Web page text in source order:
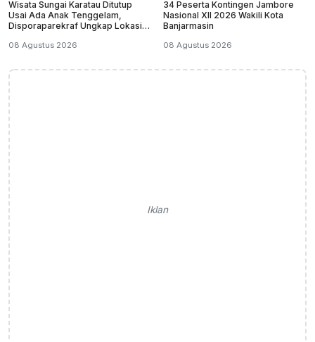
Wisata Sungai Karatau Ditutup
Usai Ada Anak Tenggelam,
Disporaparekraf Ungkap Lokasi
08 Agustus 2026
34 Peserta Kontingen Jambore
Nasional XII 2026 Wakili Kota
Banjarmasin
08 Agustus 2026
Iklan